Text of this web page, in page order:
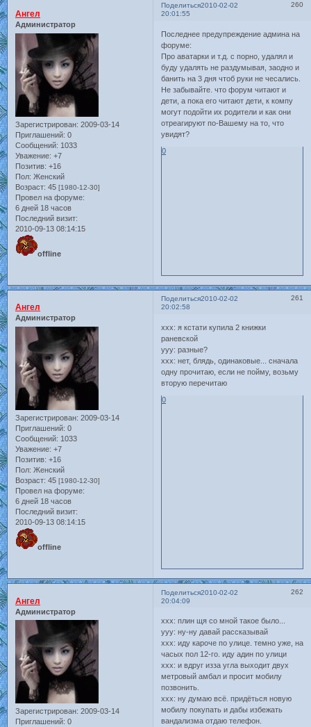
Поделиться 260
2010-02-02
20:01:55
Ангел
Администратор
Зарегистрирован: 2009-03-14
Приглашений: 0
Сообщений: 1033
Уважение: +7
Позитив: +16
Пол: Женский
Возраст: 45 [1980-12-30]
Провел на форуме:
6 дней 18 часов
Последний визит:
2010-09-13 08:14:15
offline
Последнее предупреждение админа на
форуме:
Про аватарки и т.д. с порно, удалял и
буду удалять не раздумывая, заодно и
банить на 3 дня чтоб руки не чесались.
Не забывайте. что форум читают и
дети, а пока его читают дети, к компу
могут подойти их родители и как они
отреагируют по-Вашему на то, что
увидят?
0
Поделиться 261
2010-02-02
20:02:58
Ангел
Администратор
Зарегистрирован: 2009-03-14
Приглашений: 0
Сообщений: 1033
Уважение: +7
Позитив: +16
Пол: Женский
Возраст: 45 [1980-12-30]
Провел на форуме:
6 дней 18 часов
Последний визит:
2010-09-13 08:14:15
offline
ххх: я кстати купила 2 книжки
раневской
ууу: разные?
ххх: нет, блядь, одинаковые... сначала
одну прочитаю, если не пойму, возьму
вторую перечитаю
0
Поделиться 262
2010-02-02
20:04:09
Ангел
Администратор
Зарегистрирован: 2009-03-14
Приглашений: 0
xxx: плин щя со мной такое было...
yyy: ну-ну давай рассказывай
xxx: иду кароче по улице. темно уже, на
часых пол 12-го. иду адин по улици
xxx: и вдруг изза угла выходит двух
метровый амбал и просит мобилу
позвонить.
xxx: ну думаю всё. придёться новую
мобилу покупать и дабы избежать
вандализма отдаю телефон.